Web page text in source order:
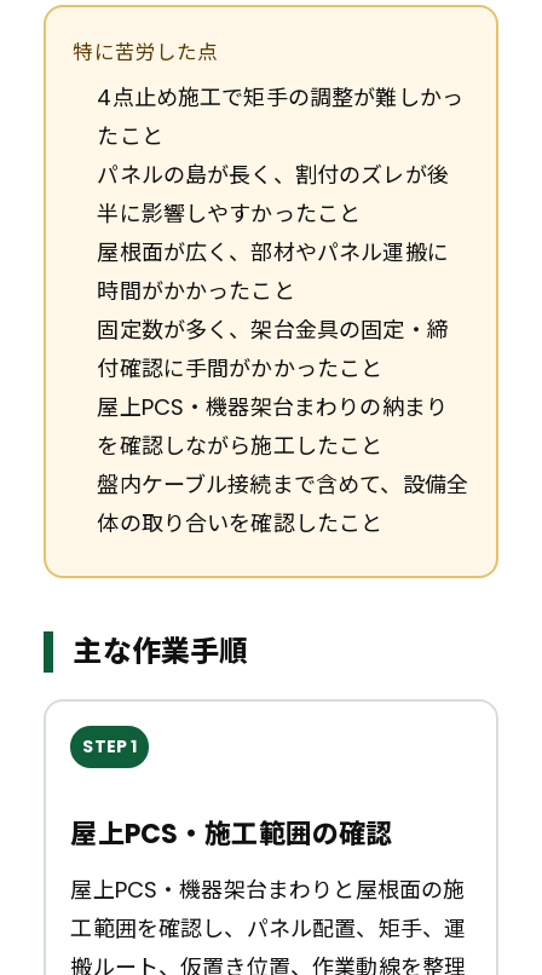
特に苦労した点
4点止め施工で矩手の調整が難しかっ
たこと
パネルの島が長く、割付のズレが後
半に影響しやすかったこと
屋根面が広く、部材やパネル運搬に
時間がかかったこと
固定数が多く、架台金具の固定・締
付確認に手間がかかったこと
屋上PCS・機器架台まわりの納まり
を確認しながら施工したこと
盤内ケーブル接続まで含めて、設備全
体の取り合いを確認したこと
主な作業手順
STEP 1
屋上PCS・施工範囲の確認
屋上PCS・機器架台まわりと屋根面の施
工範囲を確認し、パネル配置、矩手、運
搬ルート、仮置き位置、作業動線を整理